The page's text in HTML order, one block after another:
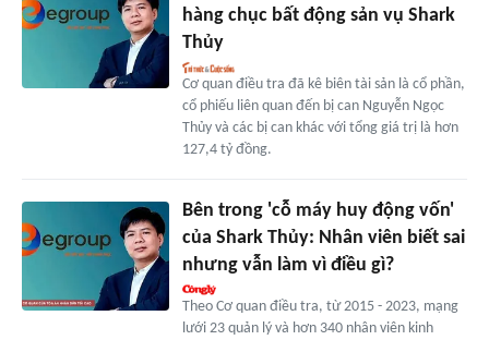
hàng chục bất động sản vụ Shark
Thủy
Cơ quan điều tra đã kê biên tài sản là cổ phần,
cổ phiếu liên quan đến bị can Nguyễn Ngọc
Thủy và các bị can khác với tổng giá trị là hơn
127,4 tỷ đồng.
Bên trong 'cỗ máy huy động vốn'
của Shark Thủy: Nhân viên biết sai
nhưng vẫn làm vì điều gì?
Theo Cơ quan điều tra, từ 2015 - 2023, mạng
lưới 23 quản lý và hơn 340 nhân viên kinh